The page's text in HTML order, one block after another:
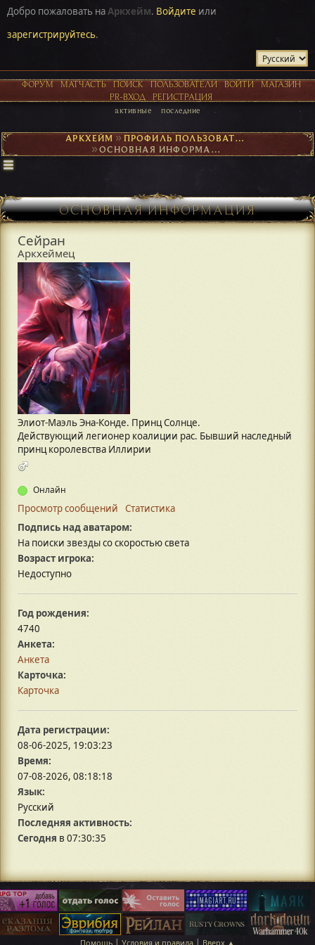
Добро пожаловать наАркхейм. Войдите или
зарегистрируйтесь.
ФОРУМ МАТЧАСТЬ ПОИСК ПОЛЬЗОВАТЕЛИ ВОЙТИ
МАГАЗИН
PR-ВХОД
РЕГИСТРАЦИЯ
активные последние
АРКХЕЙМ► ПРОФИЛЬ ПОЛЬЗОВАТЕЛЯ СЕЙРАН
► ОСНОВНАЯ ИНФОРМАЦИЯ
ОСНОВНАЯ ИНФОРМАЦИЯ
Сейран
Аркхеймец
Элиот-Маэль Эна-Конде. Принц Солнце.
Действующий легионер коалиции рас. Бывший наследный
принц королевства Иллирии
Онлайн
Просмотр сообщений
Статистика
Подпись над аватаром:
На поиски звезды со скоростью света
Возраст игрока:
Недоступно
Год рождения:
4740
Анкета:
Анкета
Карточка:
Карточка
Дата регистрации:
08-06-2025, 19:03:23
Время:
07-08-2026, 08:18:18
Язык:
Русский
Последняя активность:
Сегодня в 07:30:35
Помощь Условия и правила Вверх ▲